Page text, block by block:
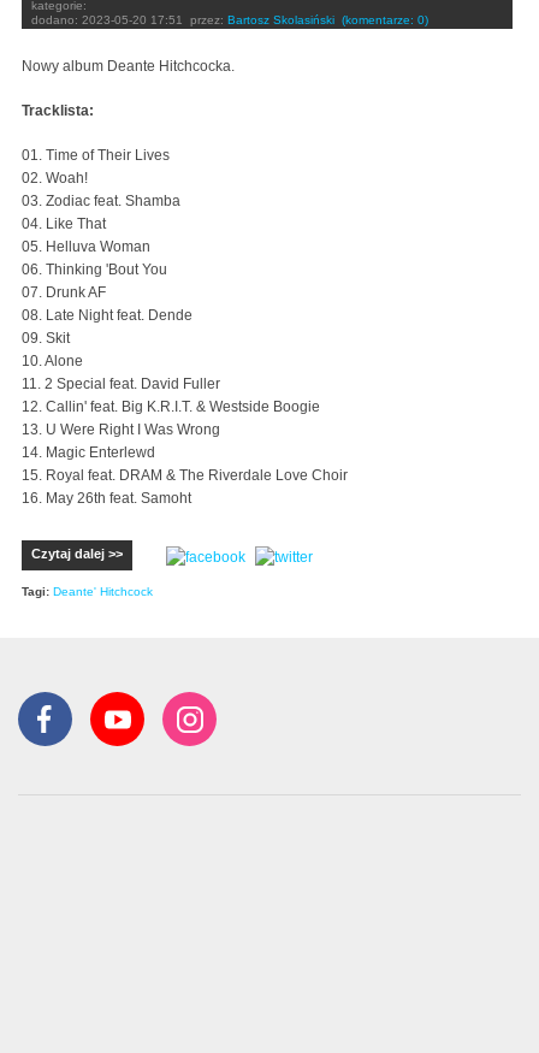
kategorie:
dodano: 2023-05-20 17:51 przez: Bartosz Skolasiński (komentarze: 0)
Nowy album Deante Hitchcocka.
Tracklista:
01. Time of Their Lives
02. Woah!
03. Zodiac feat. Shamba
04. Like That
05. Helluva Woman
06. Thinking 'Bout You
07. Drunk AF
08. Late Night feat. Dende
09. Skit
10. Alone
11. 2 Special feat. David Fuller
12. Callin' feat. Big K.R.I.T. & Westside Boogie
13. U Were Right I Was Wrong
14. Magic Enterlewd
15. Royal feat. DRAM & The Riverdale Love Choir
16. May 26th feat. Samoht
Czytaj dalej >>
Tagi: Deante' Hitchcock